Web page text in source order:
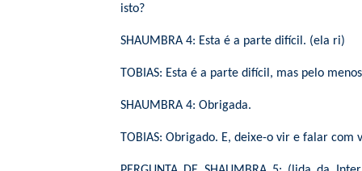
isto?
SHAUMBRA 4: Esta é a parte difícil. (ela ri)
TOBIAS: Esta é a parte difícil, mas pelo
SHAUMBRA 4: Obrigada.
TOBIAS: Obrigado. E, deixe-o vir e falar com